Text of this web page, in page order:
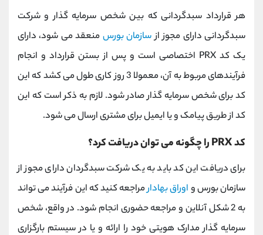
هر قرارداد سبدگردانی که بین شخص سرمایه گذار و شرکت
سبدگردانی دارای مجوز ازسازمان بورس منعقد می شود، دارای
یک کد PRX اختصاصی است و پس از بستن قرارداد و انجام
فرآیندهای مربوط به آن، معمولا 3 روز کاری طول می کشد که این
کد برای شخص سرمایه گذار صادر شود. لازم به ذکر است که این
کد از طریق پیامک و یا ایمیل برای مشتری ارسال می شود.
کد PRX را چگونه می توان دریافت کرد؟
برای دریافت این کد باید به یک شرکت سبدگردان دارای مجوز از
سازمان بورس و اوراق بهادارمراجعه کنید که این فرآیند می تواند
به 2 شکل آنلاین و مراجعه حضوری انجام شود. در واقع، شخص
سرمایه گذار مدارک هویتی خود را ارائه و یا در سیستم بارگزاری